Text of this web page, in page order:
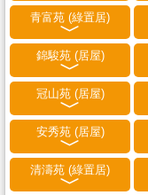
青富苑 (綠置居)
錦駿苑 (居屋)
冠山苑 (居屋)
安秀苑 (居屋)
清濤苑 (綠置居)